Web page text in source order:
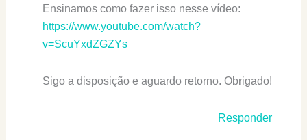
Ensinamos como fazer isso nesse vídeo:
https://www.youtube.com/watch?
v=ScuYxdZGZYs
Sigo a disposição e aguardo retorno. Obrigado!
Responder